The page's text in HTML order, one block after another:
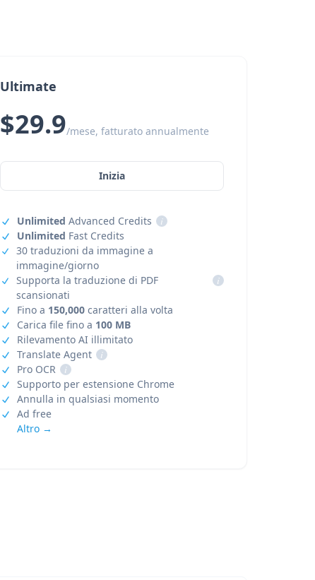
Ultimate
$29.9/mese, fatturato annualmente
Inizia
Unlimited Advanced Credits
i
Unlimited Fast Credits
30 traduzioni da immagine a
immagine/giorno
Supporta la traduzione di PDF
scansionati
i
Fino a 150,000caratteri alla volta
Carica file fino a 100 MB
Rilevamento AI illimitato
Translate Agent
i
Pro OCR
i
Supporto per estensione Chrome
Annulla in qualsiasi momento
Ad free
Altro →